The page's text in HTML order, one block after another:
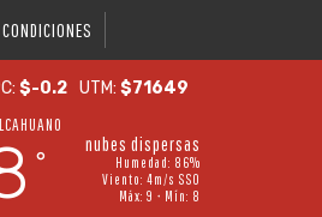
$-0.2 UTM:$71649
°
nubes dispersas
Humedad: 86%
Viento: 4m/s SSO
Máx: 9 • Mín: 8